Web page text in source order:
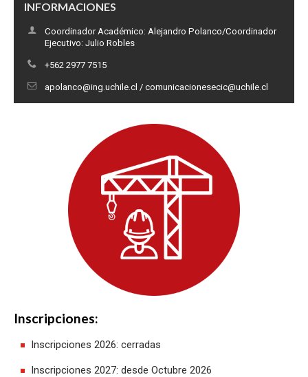
INFORMACIONES
Coordinador Académico: Alejandro Polanco/Coordinador
Ejecutivo: Julio Robles
+562 2977 7515
apolanco@ing.uchile.cl / comunicacionesecic@uchile.cl
Inscripciones:
Inscripciones 2026: cerradas
Inscripciones 2027: desde Octubre 2026